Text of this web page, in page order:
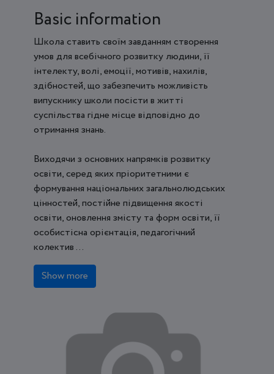
Basic information
Школа ставить своїм завданням створення
умов для всебічного розвитку людини, її
інтелекту, волі, емоції, мотивів, нахилів,
здібностей, що забезпечить можливість
випускнику школи посісти в житті
суспільства гідне місце відповідно до
отримання знань.
Виходячи з основних напрямків розвитку
освіти, серед яких пріоритетними є
формування національних загальнолюдських
цінностей, постійне підвищення якості
освіти, оновлення змісту та форм освіти, її
особистісна орієнтація, педагогічний
колектив ...
Show more